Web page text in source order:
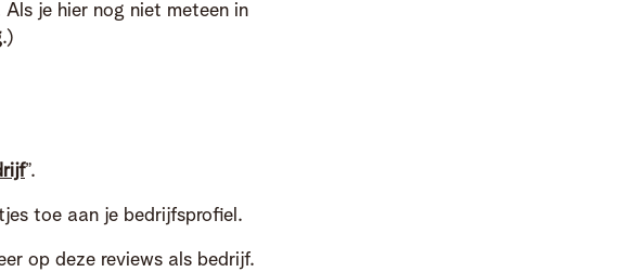
je hier nog niet meteen in
.)
”.
toe aan je bedrijfsprofiel.
op deze reviews als bedrijf.